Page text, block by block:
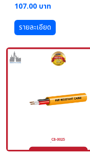
107.00 บาท
รายละเอียด